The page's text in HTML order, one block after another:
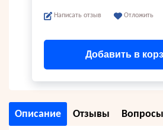
Написать отзыв Отложить
Добавить в
Описание Отзывы Вопросы